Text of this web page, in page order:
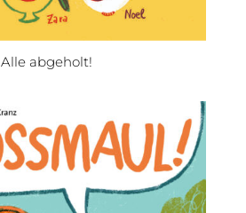
Alle abgeholt!